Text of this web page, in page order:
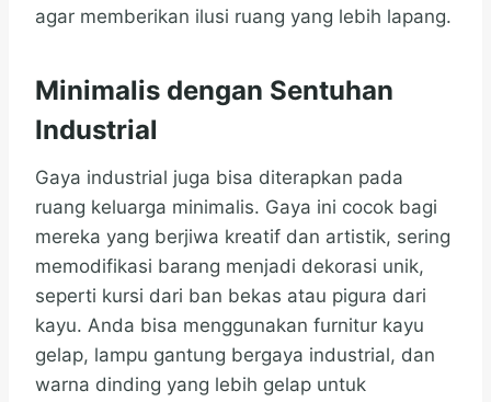
agar memberikan ilusi ruang yang lebih lapang.
Minimalis dengan Sentuhan
Industrial
Gaya industrial juga bisa diterapkan pada
ruang keluarga minimalis. Gaya ini cocok bagi
mereka yang berjiwa kreatif dan artistik, sering
memodifikasi barang menjadi dekorasi unik,
seperti kursi dari ban bekas atau pigura dari
kayu. Anda bisa menggunakan furnitur kayu
gelap, lampu gantung bergaya industrial, dan
warna dinding yang lebih gelap untuk